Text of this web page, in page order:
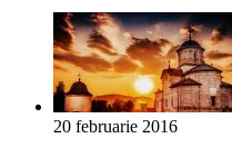
20 februarie 2016